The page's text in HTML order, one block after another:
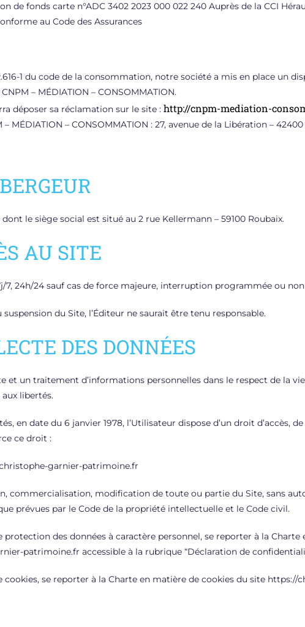
de fonds carte n°ADC 3402 2023 000 022 240 Auprès de la CCI
au Code des Assurances
1 du code de la consommation, notre société a mis en place un
– MÉDIATION – CONSOMMATION.
déposer sa réclamation sur le site : http://cnpm-mediation-
MÉDIATION – CONSOMMATION : 27, avenue de la Libération –
le siège social est situé au 2 rue Kellermann – 59100 Roubaix.
AU SITE
7, 24h/24 sauf cas de force majeure, interruption programmée ou
du Site, l’Éditeur ne saurait être tenu responsable.
DES DONNÉES
et un traitement d’informations personnelles dans le respect de la
libertés.
en date du 6 janvier 1978, l’Utilisateur dispose d’un droit d’accès,
ce droit :
garnier-patrimoine.fr
commercialisation, modification de toute ou partie du Site, sans
prévues par le Code de la propriété intellectuelle et le Code civil.
des données à caractère personnel, se reporter à la
patrimoine.fr accessible à la rubrique “Déclaration de
cookies, se reporter à la Charte en matière de cookies du site